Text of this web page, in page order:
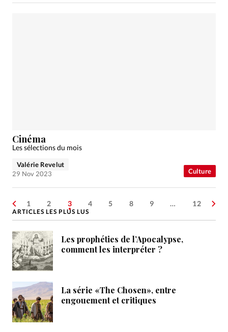
Culture
Cinéma
Les sélections du mois
Valérie Revelut
29 Nov 2023
1 2 3 4 5 8 9 … 12
ARTICLES LES PLUS LUS
Les prophéties de l’Apocalypse,
comment les interpréter ?
La série «The Chosen», entre
engouement et critiques